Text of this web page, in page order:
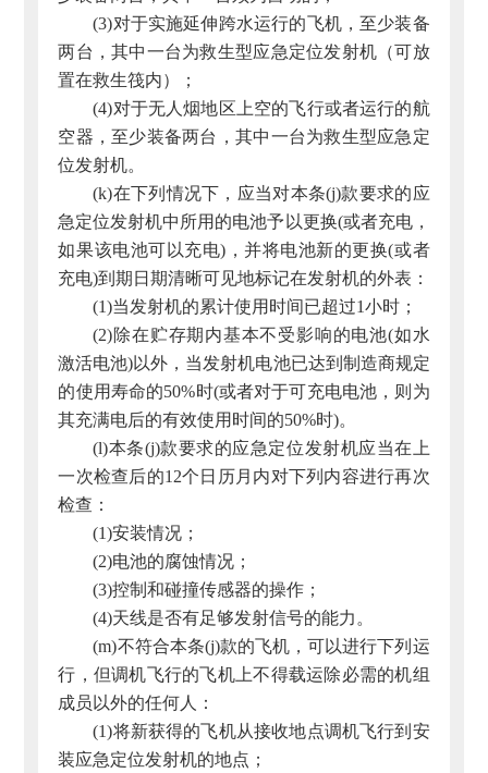
(3)对于实施延伸跨水运行的飞机，至少装备
两台，其中一台为救生型应急定位发射机（可放
置在救生筏内）；
(4)对于无人烟地区上空的飞行或者运行的航
空器，至少装备两台，其中一台为救生型应急定
位发射机。
(k)在下列情况下，应当对本条(j)款要求的应
急定位发射机中所用的电池予以更换(或者充电，
如果该电池可以充电)，并将电池新的更换(或者
充电)到期日期清晰可见地标记在发射机的外表：
(1)当发射机的累计使用时间已超过1小时；
(2)除在贮存期内基本不受影响的电池(如水
激活电池)以外，当发射机电池已达到制造商规定
的使用寿命的50%时(或者对于可充电电池，则为
其充满电后的有效使用时间的50%时)。
(l)本条(j)款要求的应急定位发射机应当在上
一次检查后的12个日历月内对下列内容进行再次
检查：
(1)安装情况；
(2)电池的腐蚀情况；
(3)控制和碰撞传感器的操作；
(4)天线是否有足够发射信号的能力。
(m)不符合本条(j)款的飞机，可以进行下列运
行，但调机飞行的飞机上不得载运除必需的机组
成员以外的任何人：
(1)将新获得的飞机从接收地点调机飞行到安
装应急定位发射机的地点；